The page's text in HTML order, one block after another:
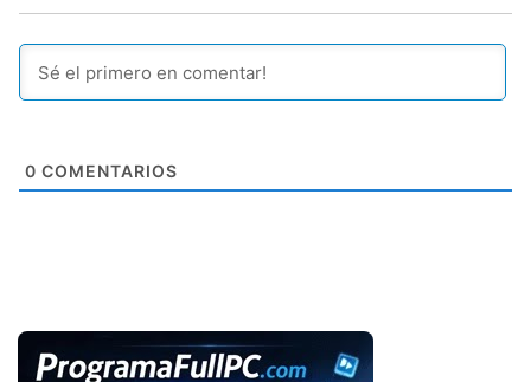
0 COMENTARIOS